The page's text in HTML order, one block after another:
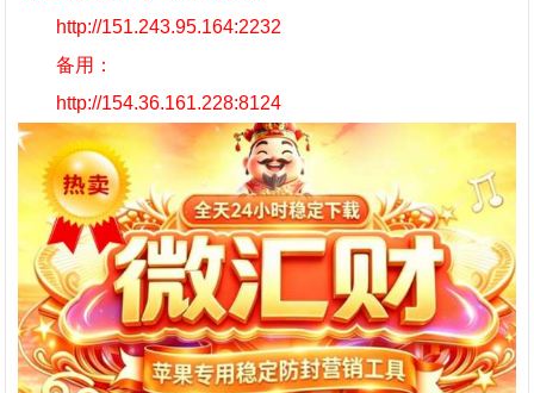
http://151.243.95.164:2232
备用：
http://154.36.161.228:8124